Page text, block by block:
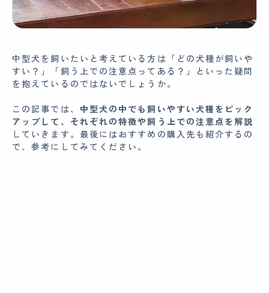
中型犬を飼いたいと考えている方は「どの犬種が飼いや
すい？」「飼う上での注意点ってある？」といった疑問
を抱えているのではないでしょうか。
この記事では、 中型犬の中でも飼いやすい犬種をピック
アップして、それぞれの特徴や飼う上での注意点を解説
していきます。最後にはおすすめの購入先も紹介するの
で、参考にしてみてください。